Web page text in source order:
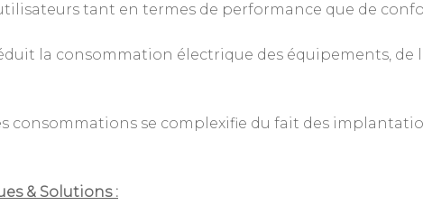
tant en termes de performance que de
la consommation électrique des équipements,
consommations se complexifie du fait des
& Solutions :